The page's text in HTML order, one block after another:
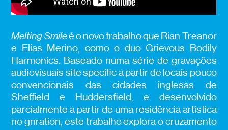
Melting Smileé o novo trabalho que Rian Treanor
e Elías Merino, como o duo Grievous Bodily
Harmonics. Baseado numa série de gravações
audiovisuais site specific a partir de locais pouco
convencionais das cidades inglesas de
Sheffield e Huddersfield, e desenvolvido
parcialmente a partir de uma residência artística
no gnration, este trabalho explora o cruzamento